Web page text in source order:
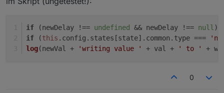
if (newDelay !== undefined && newDelay !== null)
if (this . config . states [state]. common . type ===
log(newVal + 'writing value ' + val + ' to ' +
0